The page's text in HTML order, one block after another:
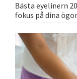
Bästa eyelinern
fokus på dina